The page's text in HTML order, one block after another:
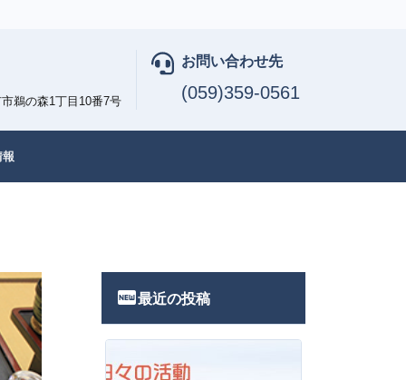
鵜の森1丁目10番7号
お問い合わせ先
(059)359-0561
fiber_new最近の投稿